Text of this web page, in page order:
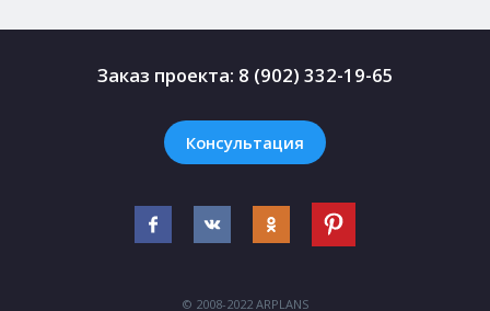
Заказ проекта: 8 (902) 332-19-65
Консультация
© 2008-2022 ARPLANS